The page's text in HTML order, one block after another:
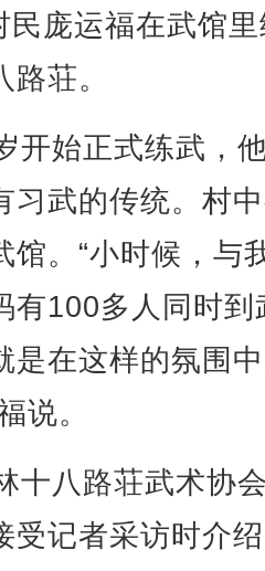
民庞运福在武馆
荘。
始正式练武，
习武的传统。村
馆。“小时候，与
有100多人同时到
是在这样的氛围
说。
八路荘武术协
受记者采访时介